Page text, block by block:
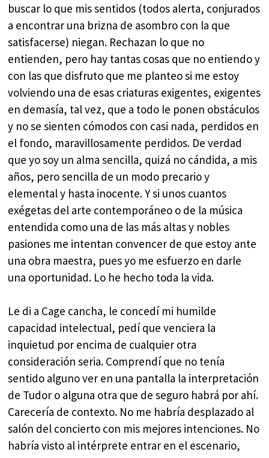
buscar lo que mis sentidos (todos alerta, conjurados
a encontrar una brizna de asombro con la que
satisfacerse) niegan. Rechazan lo que no
entienden, pero hay tantas cosas que no entiendo y
con las que disfruto que me planteo si me estoy
volviendo una de esas criaturas exigentes, exigentes
en demasía, tal vez, que a todo le ponen obstáculos
y no se sienten cómodos con casi nada, perdidos en
el fondo, maravillosamente perdidos. De verdad
que yo soy un alma sencilla, quizá no cándida, a mis
años, pero sencilla de un modo precario y
elemental y hasta inocente. Y si unos cuantos
exégetas del arte contemporáneo o de la música
entendida como una de las más altas y nobles
pasiones me intentan convencer de que estoy ante
una obra maestra, pues yo me esfuerzo en darle
una oportunidad. Lo he hecho toda la vida.
Le di a Cage cancha, le concedí mi humilde
capacidad intelectual, pedí que venciera la
inquietud por encima de cualquier otra
consideración seria. Comprendí que no tenía
sentido alguno ver en una pantalla la interpretación
de Tudor o alguna otra que de seguro habrá por ahí.
Carecería de contexto. No me habría desplazado al
salón del concierto con mis mejores intenciones. No
habría visto al intérprete entrar en el escenario,